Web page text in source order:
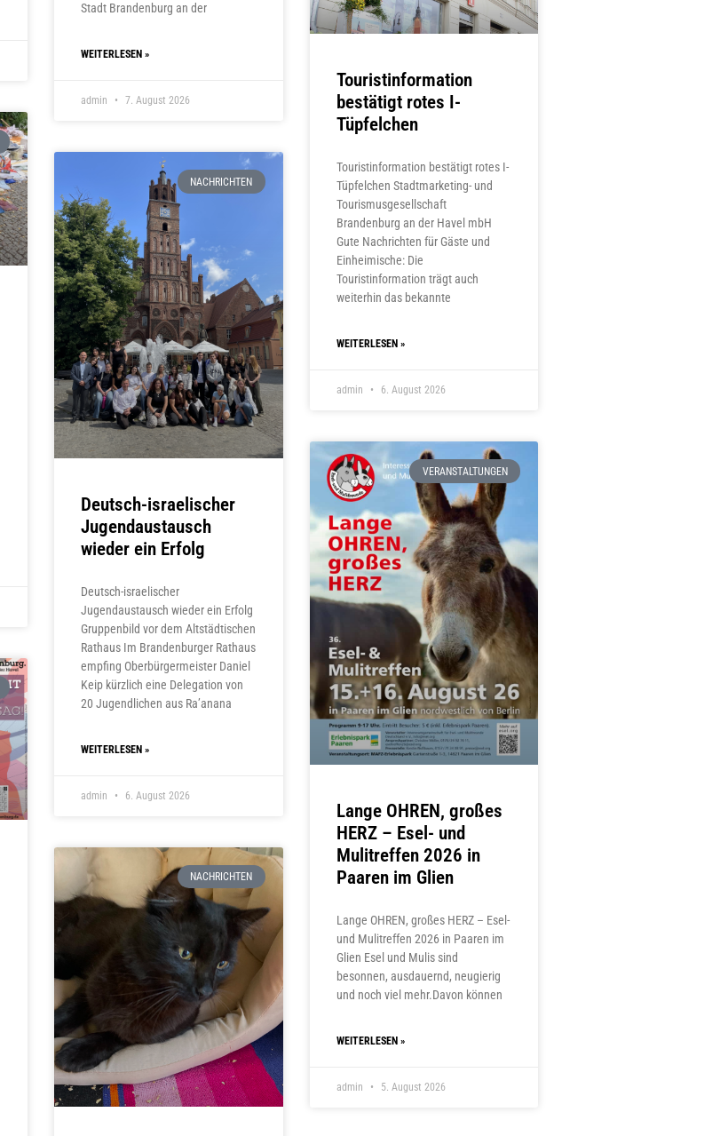
Stadt Brandenburg an der
WEITERLESEN »
admin 7. August 2026
NACHRICHTEN
Deutsch-israelischer
Jugendaustausch
wieder ein Erfolg
Deutsch-israelischer
Jugendaustausch wieder ein Erfolg
Gruppenbild vor dem Altstädtischen
Rathaus Im Brandenburger Rathaus
empfing Oberbürgermeister Daniel
Keip kürzlich eine Delegation von
20 Jugendlichen aus Ra’anana
WEITERLESEN »
admin 6. August 2026
Touristinformation
bestätigt rotes I-
Tüpfelchen
Touristinformation bestätigt rotes I-
Tüpfelchen Stadtmarketing- und
Tourismusgesellschaft
Brandenburg an der Havel mbH
Gute Nachrichten für Gäste und
Einheimische: Die
Touristinformation trägt auch
weiterhin das bekannte
WEITERLESEN »
admin 6. August 2026
NACHRICHTEN
VERANSTALTUNGEN
Lange OHREN, großes
HERZ – Esel- und
Mulitreffen 2026 in
Paaren im Glien
Lange OHREN, großes HERZ – Esel-
und Mulitreffen 2026 in Paaren im
Glien Esel und Mulis sind
besonnen, ausdauernd, neugierig
und noch viel mehr.Davon können
WEITERLESEN »
admin 5. August 2026